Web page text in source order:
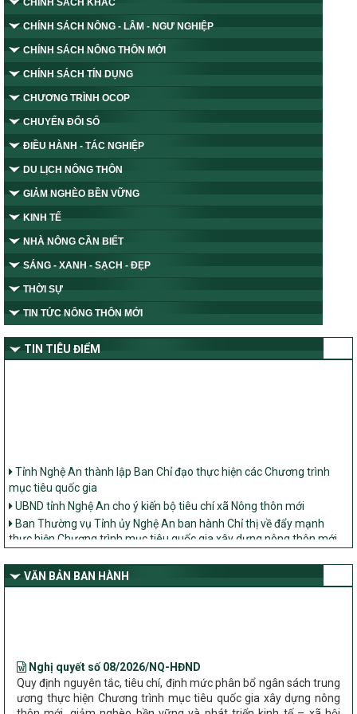
CHÍNH SÁCH KHÁC
CHÍNH SÁCH NÔNG - LÂM - NGƯ NGHIỆP
CHÍNH SÁCH NÔNG THÔN MỚI
CHÍNH SÁCH TÍN DỤNG
CHƯƠNG TRÌNH OCOP
CHUYỂN ĐỔI SỐ
ĐIỀU HÀNH - TÁC NGHIỆP
DU LỊCH NÔNG THÔN
GIẢM NGHÈO BỀN VỮNG
KINH TẾ
NHÀ NÔNG CẦN BIẾT
SÁNG - XANH - SẠCH - ĐẸP
THỜI SỰ
TIN TỨC NÔNG THÔN MỚI
TIN TIÊU ĐIỂM
mục tiêu quốc gia
UBND tỉnh Nghệ An cho ý kiến bộ tiêu chí xã Nông thôn mới
Ban Thường vụ Tỉnh ủy Nghệ An ban hành Chỉ thị về đẩy mạnh
thực hiện Chương trình mục tiêu quốc gia xây dựng nông thôn mới,
giảm nghèo bền vững và phát triển kinh tế – xã hội vùng đồng bào
Nghệ An
VĂN BẢN BAN HÀNH
Quy định nguyên tắc, tiêu chí, định mức phân bổ ngân sách trung
ương thực hiện Chương trình mục tiêu quốc gia xây dựng nông
thôn mới, giảm nghèo bền vững và phát triển kinh tế – xã hội
vùng đồng bào dân tộc thiểu số và miền núi giai đoạn 2026 –